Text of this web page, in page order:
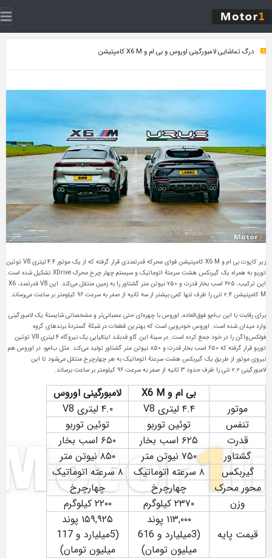
درگ تماشایی لامبورگینی اوروس و بی ‌ام ‌و X6 M کامپتیشن
زیر کاپوت بی ام و X6 M کامپتیشن قوای محرکه قدرتمندی قرار گرفته که از یک موتور ۴.۴ لیتری V8 توئین
توربو به همراه یک گیربکس هشت سرعتهٔ اتوماتیک و سیستم چهار چرخ محرک XDrive تشکیل شده است.
این ترکیب، ۶۲۵ اسب بخار قدرت و ۷۵۰ نیوتن متر گشتاور را به زمین منتقل می‌کند. این V8 قدرتمند، X6
M کامپتیشن ۲.۴ تنی را ظرف تنها کمی بیشتر از سه ثانیه از صفر به سرعت ۹۶ کیلومتر بر ساعت می‌رساند.
برای رقابت با این ب‌ام‌و فوق‌العاده، اوروس با چهره‌ای حتی عصبانی‌تر و مشخصاتی شایستهٔ یک لامبورگینی
وارد میدان شده است. اوروس خودرویی است که بهترین قطعات در شبکهٔ گستردهٔ برندهای گروه
فولکس‌واگن را در خود جمع کرده است. در سینهٔ این گاو قدبلند ایتالیایی یک نیروگاه ۴ لیتری V8 توئین
توربو قرار گرفته که ۶۵۰ اسب بخار قدرت و ۸۵۰ نیوتن متر گشتاور تولید می‌کند. مثل ب‌ام‌و، در اوروس هم
نیروی موتور از طریق یک گیربکس هشت سرعتهٔ اتوماتیک به هر چهارچرخ منتقل می‌شود تا این
لامبورگینی ۲.۲ تنی را ظرف حدود ۳ ثانیه از صفر به سرعت ۹۶ کیلومتر بر ساعت برساند.
بی ام و X6 M
لامبورگینی اوروس
موتور
۴.۴ لیتری V8
۴.۰ لیتری V8
تنفس
توئین توربو
توئین توربو
قدرت
۶۲۵ اسب بخار
۶۵۰ اسب بخار
گشتاور
۷۵۰ نیوتن متر
۸۵۰ نیوتن متر
گیربکس
۸ سرعته اتوماتیک
۸ سرعته اتوماتیک
محور محرک
چهارچرخ
چهارچرخ
وزن
۲۳۷۰ کیلوگرم ۲۲۰۰ کیلوگرم
قیمت پایه
۱۱۳,۰۰۰ پوند
(3میلیارد و 616
میلیون تومان)
۱۵۹,۹۲۵ پوند
(5میلیارد و 117
میلیون تومان)